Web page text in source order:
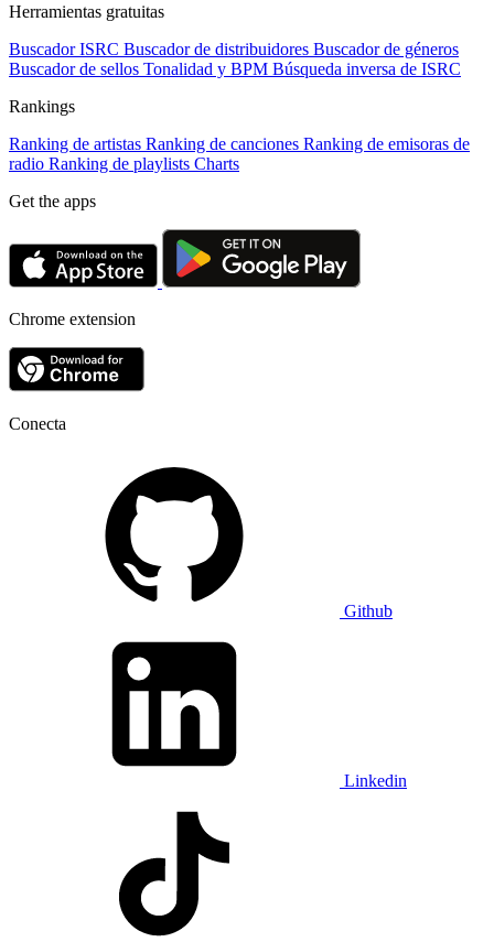
Herramientas gratuitas
Buscador ISRC Buscador de distribuidores Buscador de géneros
Buscador de sellos Tonalidad y BPM Búsqueda inversa de ISRC
Rankings
Ranking de artistas Ranking de canciones Ranking de emisoras de
radio Ranking de playlists Charts
Get the apps
Chrome extension
Conecta
Github
Linkedin